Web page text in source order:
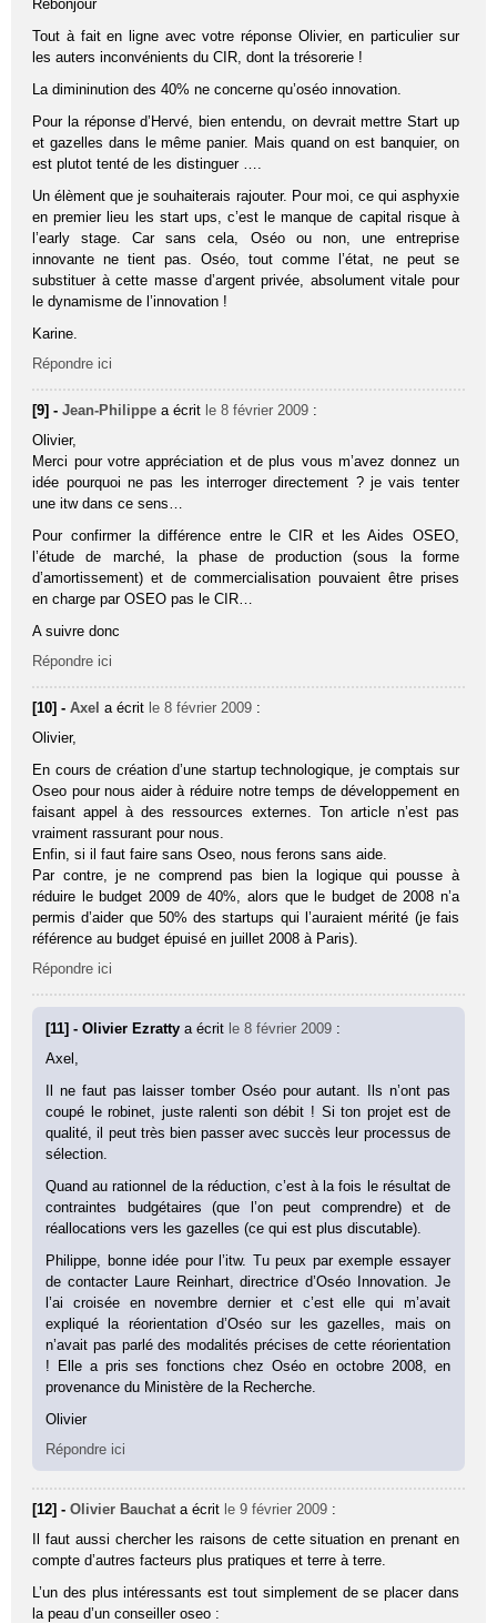
Rebonjour
Tout à fait en ligne avec votre réponse Olivier, en particulier sur
les auters inconvénients du CIR, dont la trésorerie !
La dimininution des 40% ne concerne qu’oséo innovation.
Pour la réponse d’Hervé, bien entendu, on devrait mettre Start up
et gazelles dans le même panier. Mais quand on est banquier, on
est plutot tenté de les distinguer ….
Un élèment que je souhaiterais rajouter. Pour moi, ce qui asphyxie
en premier lieu les start ups, c’est le manque de capital risque à
l’early stage. Car sans cela, Oséo ou non, une entreprise
innovante ne tient pas. Oséo, tout comme l’état, ne peut se
substituer à cette masse d’argent privée, absolument vitale pour
le dynamisme de l’innovation !
Karine.
Répondre ici
[9] -Jean-Philippe a écrit le 8 février 2009 :
Olivier,
Merci pour votre appréciation et de plus vous m’avez donnez un
idée pourquoi ne pas les interroger directement ? je vais tenter
une itw dans ce sens…
Pour confirmer la différence entre le CIR et les Aides OSEO,
l’étude de marché, la phase de production (sous la forme
d’amortissement) et de commercialisation pouvaient être prises
en charge par OSEO pas le CIR…
A suivre donc
Répondre ici
[10] -Axel a écrit le 8 février 2009 :
Olivier,
En cours de création d’une startup technologique, je comptais sur
Oseo pour nous aider à réduire notre temps de développement en
faisant appel à des ressources externes. Ton article n’est pas
vraiment rassurant pour nous.
Enfin, si il faut faire sans Oseo, nous ferons sans aide.
Par contre, je ne comprend pas bien la logique qui pousse à
réduire le budget 2009 de 40%, alors que le budget de 2008 n’a
permis d’aider que 50% des startups qui l’auraient mérité (je fais
référence au budget épuisé en juillet 2008 à Paris).
Répondre ici
[11] - Olivier Ezrattya écrit le 8 février 2009 :
Axel,
Il ne faut pas laisser tomber Oséo pour autant. Ils n’ont pas
coupé le robinet, juste ralenti son débit ! Si ton projet est de
qualité, il peut très bien passer avec succès leur processus de
sélection.
Quand au rationnel de la réduction, c’est à la fois le résultat de
contraintes budgétaires (que l’on peut comprendre) et de
réallocations vers les gazelles (ce qui est plus discutable).
Philippe, bonne idée pour l’itw. Tu peux par exemple essayer
de contacter Laure Reinhart, directrice d’Oséo Innovation. Je
l’ai croisée en novembre dernier et c’est elle qui m’avait
expliqué la réorientation d’Oséo sur les gazelles, mais on
n’avait pas parlé des modalités précises de cette réorientation
! Elle a pris ses fonctions chez Oséo en octobre 2008, en
provenance du Ministère de la Recherche.
Olivier
Répondre ici
[12] -Olivier Bauchat a écrit le 9 février 2009 :
Il faut aussi chercher les raisons de cette situation en prenant en
compte d’autres facteurs plus pratiques et terre à terre.
L’un des plus intéressants est tout simplement de se placer dans
la peau d’un conseiller oseo :